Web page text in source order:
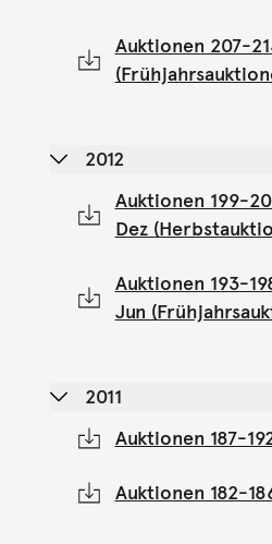
Auktionen 207-
2012
Auktionen 199-
Dez
Auktionen 193-
Jun
2011
Auktionen 187-
Auktionen 182-